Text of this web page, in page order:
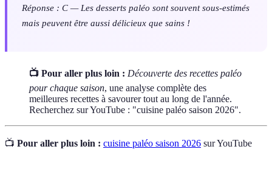
Réponse : C — Les desserts paléo sont souvent sous-estimés
mais peuvent être aussi délicieux que sains !
📺 Pour aller plus loin : Découverte des recettes paléo
pour chaque saison, une analyse complète des
meilleures recettes à savourer tout au long de l'année.
Recherchez sur YouTube : "cuisine paléo saison 2026".
📺 Pour aller plus loin : cuisine paléo saison 2026 sur YouTube